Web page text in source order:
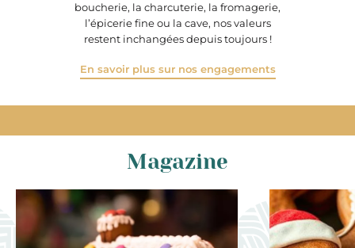
boucherie, la charcuterie, la fromagerie,
l’épicerie fine ou la cave, nos valeurs
restent inchangées depuis toujours !
En savoir plus sur nos engagements
Magazine